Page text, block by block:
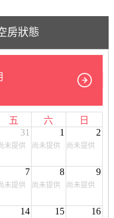
房狀態
五 六
日
31
未提供
1
尚未提供
2
尚未提供
7
未提供
8
尚未提供
9
尚未提供
14 15 16